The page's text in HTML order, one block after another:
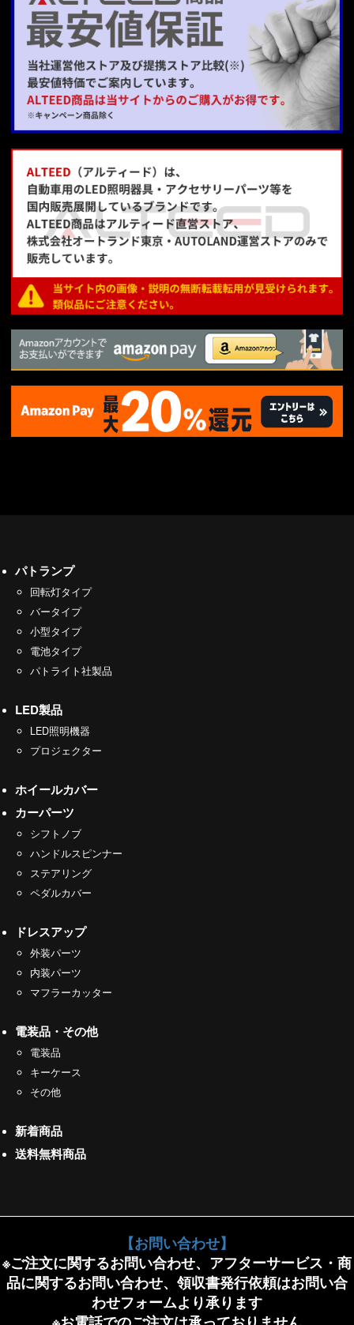
パトランプ
回転灯タイプ
バータイプ
小型タイプ
電池タイプ
パトライト社製品
LED製品
LED照明機器
プロジェクター
ホイールカバー
カーパーツ
シフトノブ
ハンドルスピンナー
ステアリング
ペダルカバー
ドレスアップ
外装パーツ
内装パーツ
マフラーカッター
電装品・その他
電装品
キーケース
その他
新着商品
送料無料商品
【お問い合わせ】
※ご注文に関するお問い合わせ、アフターサービス・商
品に関するお問い合わせ、領収書発行依頼はお問い合
わせフォームより承ります